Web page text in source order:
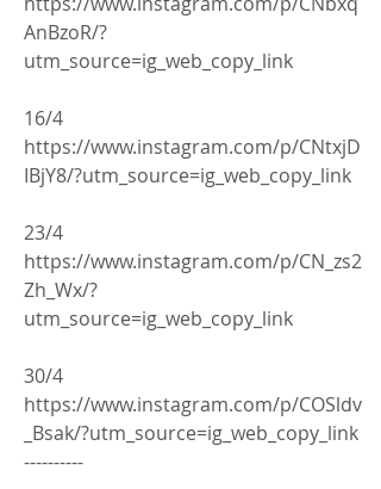
AnBzoR/?
utm_source=ig_web_copy_link
16/4
https://www.instagram.com/p/CNtxjD
IBjY8/?utm_source=ig_web_copy_link
23/4
https://www.instagram.com/p/CN_zs2
Zh_Wx/?
utm_source=ig_web_copy_link
30/4
https://www.instagram.com/p/COSldv
_Bsak/?utm_source=ig_web_copy_link
----------